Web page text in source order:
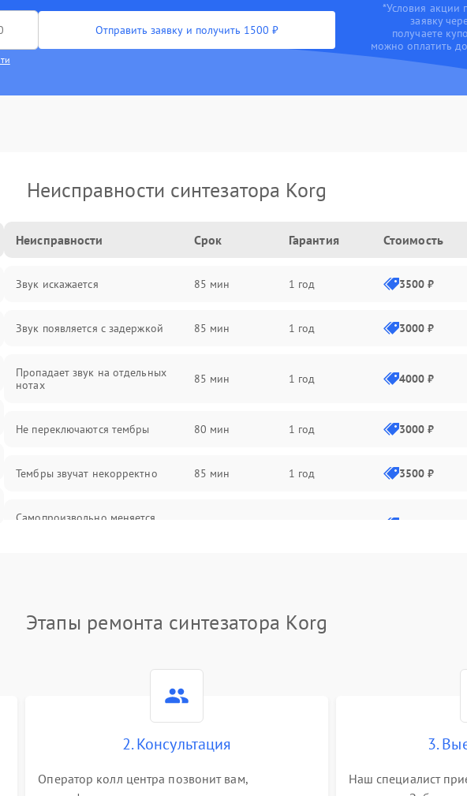
Отправить заявку и получить 1500 ₽
*Условия акции
заявку
получаете
можно оплатить
Неисправности синтезатора Korg
Неисправности Срок Гарантия Стоимость
Звук искажается 85 мин 1 год 3500 ₽
Звук появляется с задержкой 85 мин 1 год 3000 ₽
Пропадает звук на отдельных
нотах
85 мин 1 год 4000 ₽
Не переключаются тембры 80 мин 1 год 3000 ₽
Тембры звучат некорректно 85 мин 1 год 3500 ₽
Самопроизвольно меняется
2800 ₽
Этапы ремонта синтезатора Korg
2. Консультация
Оператор колл центра позвонит вам,
3.
Наш специалист